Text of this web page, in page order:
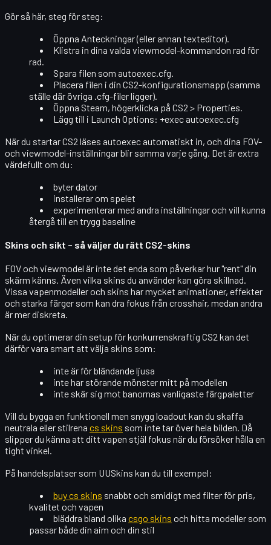
Gör så här, steg för steg:
Öppna Anteckningar (eller annan texteditor).
Klistra in dina valda viewmodel-kommandon rad för
rad.
Spara filen som autoexec.cfg.
Placera filen i din CS2-konfigurationsmapp (samma
ställe där övriga .cfg-filer ligger).
Öppna Steam, högerklicka på CS2 > Properties.
Lägg till i Launch Options: +exec autoexec.cfg
När du startar CS2 läses autoexec automatiskt in, och dina FOV-
och viewmodel-inställningar blir samma varje gång. Det är extra
värdefullt om du:
byter dator
installerar om spelet
experimenterar med andra inställningar och vill kunna
återgå till en trygg baseline
Skins och sikt – så väljer du rätt CS2-skins
FOV och viewmodel är inte det enda som påverkar hur "rent" din
skärm känns. Även vilka skins du använder kan göra skillnad.
Vissa vapenmodeller och skins har mycket animationer, effekter
och starka färger som kan dra fokus från crosshair, medan andra
är mer diskreta.
När du optimerar din setup för konkurrenskraftig CS2 kan det
därför vara smart att välja skins som:
inte är för bländande ljusa
inte har störande mönster mitt på modellen
inte skär sig mot banornas vanligaste färgpaletter
Vill du bygga en funktionell men snygg loadout kan du skaffa
neutrala eller stilrena cs skins som inte tar över hela bilden. Då
slipper du känna att ditt vapen stjäl fokus när du försöker hålla en
tight vinkel.
På handelsplatser som UUSkins kan du till exempel:
buy cs skins snabbt och smidigt med filter för pris,
kvalitet och vapen
bläddra bland olika csgo skins och hitta modeller som
passar både din aim och din stil